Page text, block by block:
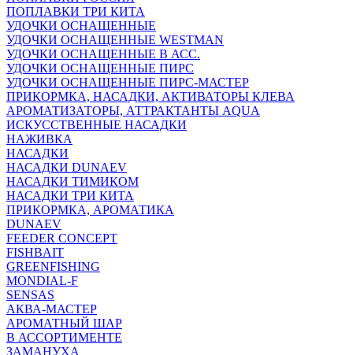
ПОПЛАВКИ ТРИ КИТА
УДОЧКИ ОСНАЩЕННЫЕ
УДОЧКИ ОСНАЩЕННЫЕ WESTMAN
УДОЧКИ ОСНАЩЕННЫЕ В АСС.
УДОЧКИ ОСНАЩЕННЫЕ ПИРС
УДОЧКИ ОСНАЩЕННЫЕ ПИРС-МАСТЕР
ПРИКОРМКА, НАСАДКИ, АКТИВАТОРЫ КЛЕВА
АРОМАТИЗАТОРЫ, АТТРАКТАНТЫ AQUA
ИСКУССТВЕННЫЕ НАСАДКИ
НАЖИВКА
НАСАДКИ
НАСАДКИ DUNAEV
НАСАДКИ ТИМИКОМ
НАСАДКИ ТРИ КИТА
ПРИКОРМКА, АРОМАТИКА
DUNAEV
FEEDER CONCEPT
FISHBAIT
GREENFISHING
MONDIAL-F
SENSAS
АКВА-МАСТЕР
АРОМАТНЫЙ ШАР
В АССОРТИМЕНТЕ
ЗАМАНУХА